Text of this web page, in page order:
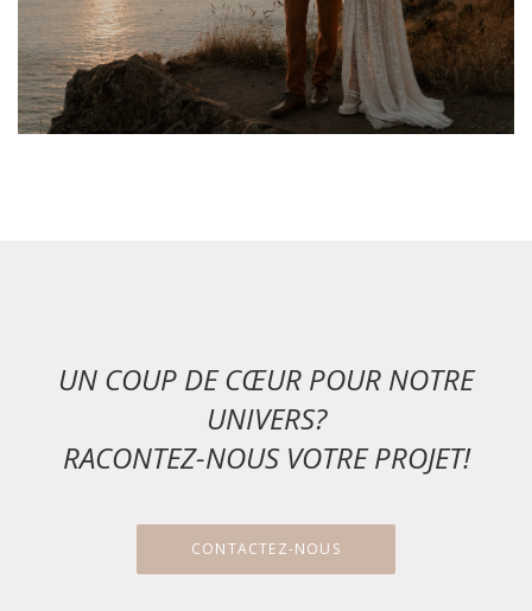
UN COUP DE CŒUR POUR NOTRE
UNIVERS?
RACONTEZ-NOUS VOTRE PROJET!
CONTACTEZ-NOUS